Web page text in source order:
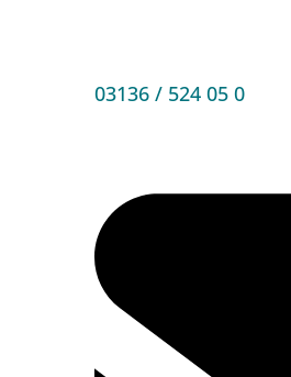
03136 / 524 05 0